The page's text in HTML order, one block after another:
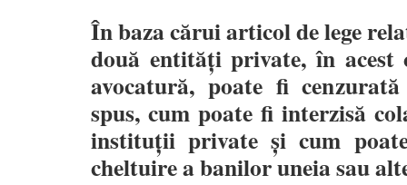
În baza cărui articol de lege
două entități private, în acest
avocatură, poate fi
spus, cum poate fi interzisă
instituții private și cum
cheltuire a banilor uneia sau